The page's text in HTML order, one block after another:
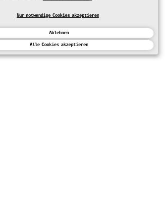
Nur notwendige Cookies akzeptieren
Ablehnen
Alle Cookies akzeptieren